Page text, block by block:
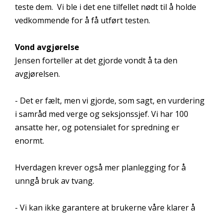
teste dem. Vi ble i det ene tilfellet nødt til å holde
vedkommende for å få utført testen.
Vond avgjørelse
Jensen forteller at det gjorde vondt å ta den
avgjørelsen.
- Det er fælt, men vi gjorde, som sagt, en vurdering
i samråd med verge og seksjonssjef. Vi har 100
ansatte her, og potensialet for spredning er
enormt.
Hverdagen krever også mer planlegging for å
unngå bruk av tvang.
- Vi kan ikke garantere at brukerne våre klarer å